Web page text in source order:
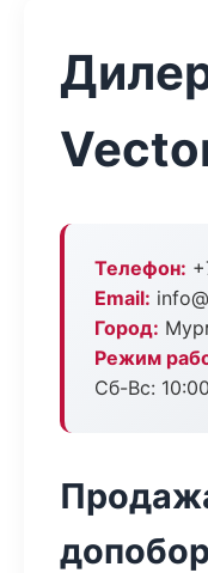
Телефон:
Email:
Город:
Режим
Сб-Вс: